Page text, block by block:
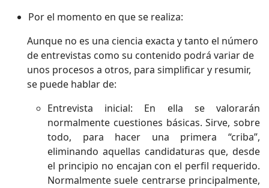
Por el momento en que se realiza:
Aunque no es una ciencia exacta y tanto el número
de entrevistas como su contenido podrá variar de
unos procesos a otros, para simplificar y resumir,
se puede hablar de:
Entrevista inicial: En ella se valorarán
normalmente cuestiones básicas. Sirve, sobre
todo, para hacer una primera “criba”,
eliminando aquellas candidaturas que, desde
el principio no encajan con el perfil requerido.
Normalmente suele centrarse principalmente,